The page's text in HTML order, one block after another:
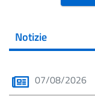
Notizie
07/08/2026